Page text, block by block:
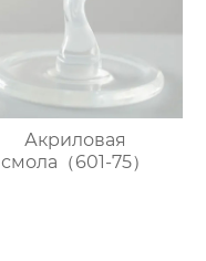
Акриловая
смола（601-75）